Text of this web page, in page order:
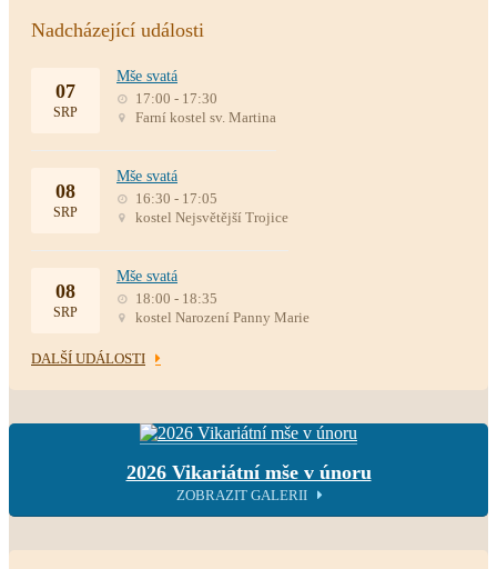
Nadcházející události
07
SRP
Mše svatá
17:00 - 17:30
Farní kostel sv. Martina
08
SRP
Mše svatá
16:30 - 17:05
kostel Nejsvětější Trojice
08
SRP
Mše svatá
18:00 - 18:35
kostel Narození Panny Marie
DALŠÍ UDÁLOSTI
2026 Vikariátní mše v únoru
ZOBRAZIT GALERII